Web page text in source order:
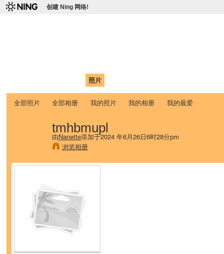
创建 Ning 网络!
照片
全部照片 全部相册 我的照片 我的相册 我的最爱
tmhbmupl
由Nanette添加于2024 年6月26日6时28分pm
浏览相册